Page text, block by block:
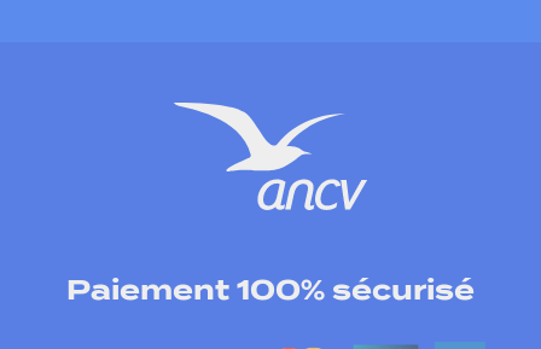
Paiement 100% sécurisé